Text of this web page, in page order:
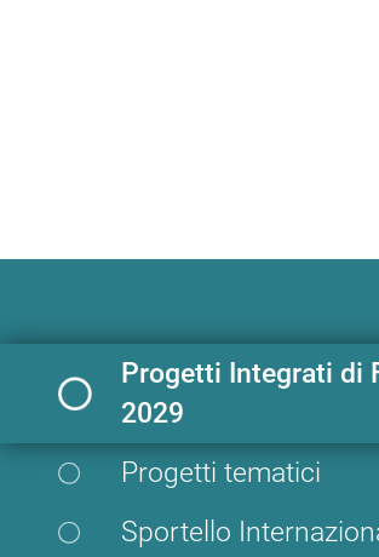
ALTRE PAGINE
Progetti Integrati di
2029
Progetti tematici
Sportello